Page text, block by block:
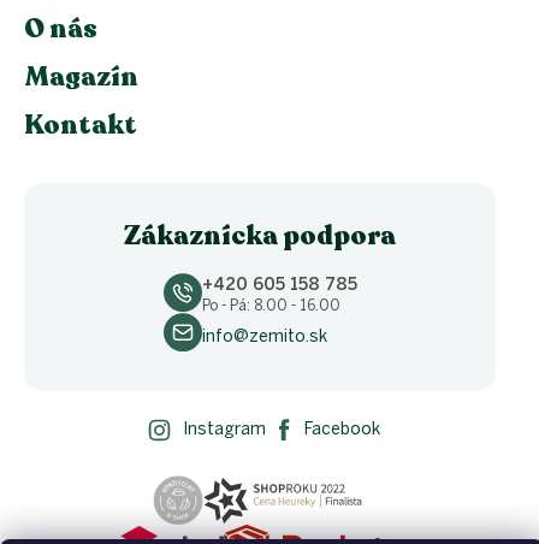
O nás
Magazín
Kontakt
Zákaznícka podpora
+420 605 158 785
Po - Pá: 8.00 - 16.00
info@zemito.sk
Instagram Facebook